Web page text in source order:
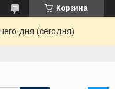
Корзина
дня (сегодня)